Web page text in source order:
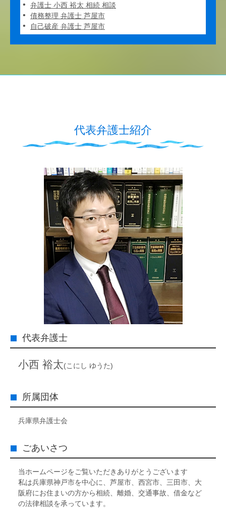
弁護士 小西 裕太 相続 相談
債務整理 弁護士 芦屋市
自己破産 弁護士 芦屋市
代表弁護士紹介
代表弁護士
小西 裕太(こにし ゆうた)
所属団体
兵庫県弁護士会
ごあいさつ
当ホームページをご覧いただきありがとうございます
私は兵庫県神戸市を中心に、芦屋市、西宮市、三田市、大
阪府にお住まいの方から相続、離婚、交通事故、借金など
の法律相談を承っています。